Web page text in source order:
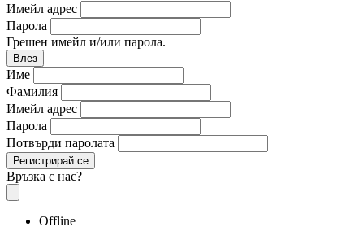
Имейл адрес
Парола
Грешен имейл и/или парола.
Влез
Име
Фамилия
Имейл адрес
Парола
Потвърди паролата
Регистрирай се
Връзка с нас?
Offline